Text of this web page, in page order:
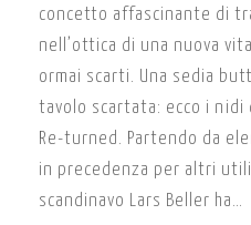
concetto affascinante di
nell’ottica di una nuova
ormai scarti. Una sedia
tavolo scartata: ecco i nidi
Re-turned. Partendo da
in precedenza per altri
scandinavo Lars Beller ha…